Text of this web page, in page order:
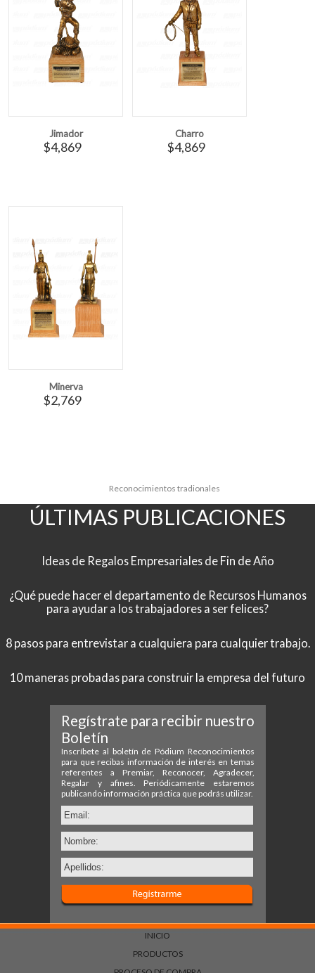
Jimador
$4,869
Charro
$4,869
Minerva
$2,769
Reconocimientos tradionales
ÚLTIMAS PUBLICACIONES
Ideas de Regalos Empresariales de Fin de Año
¿Qué puede hacer el departamento de Recursos Humanos
para ayudar a los trabajadores a ser felices?
8 pasos para entrevistar a cualquiera para cualquier trabajo.
10 maneras probadas para construir la empresa del futuro
INICIO
PRODUCTOS